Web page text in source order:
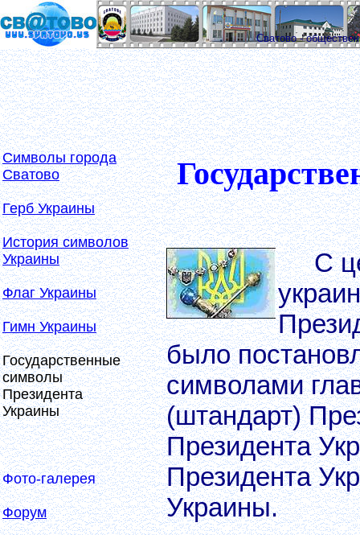
Сватово -
Символы города
Сватово
Герб Украины
История символов
Украины
Флаг Украины
Гимн Украины
Государственные
символы
Президента
Украины
Фото-галерея
Форум
С
было
символами
(штандарт)
Президента
Президента
Украины.